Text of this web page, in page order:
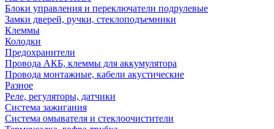
Блоки управления и переключатели подрулевые
Замки дверей, ручки, стеклоподъемники
Клеммы
Колодки
Предохранители
Провода АКБ, клеммы для аккумулятора
Провода монтажные, кабели акустические
Разное
Реле, регуляторы, датчики
Система зажигания
Система омывателя и стеклоочистители